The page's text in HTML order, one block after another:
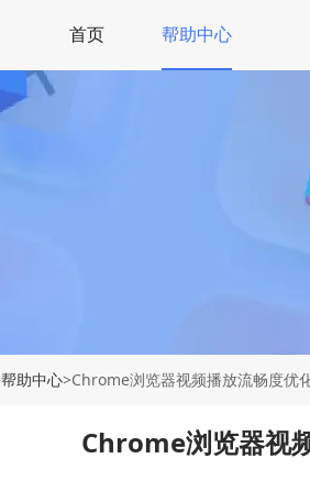
首页 帮助中心
帮助中心>Chrome浏览器视频播放流畅度优
Chrome浏览器视